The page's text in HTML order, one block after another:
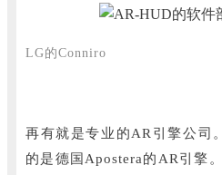
LG的Conniro
再有就是专业的AR引擎公司。
的是德国Apostera的AR引擎。